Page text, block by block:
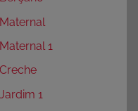
1
1